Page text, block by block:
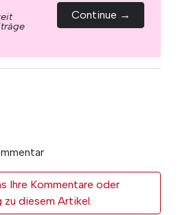
Continue →
Ihre Kommentare oder
zu diesem Artikel.